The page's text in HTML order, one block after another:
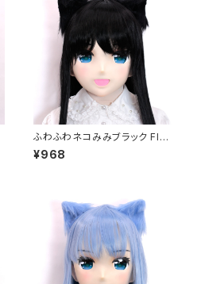
ふわふわネコみみブラック Fluf
fy cat ear Black
¥968